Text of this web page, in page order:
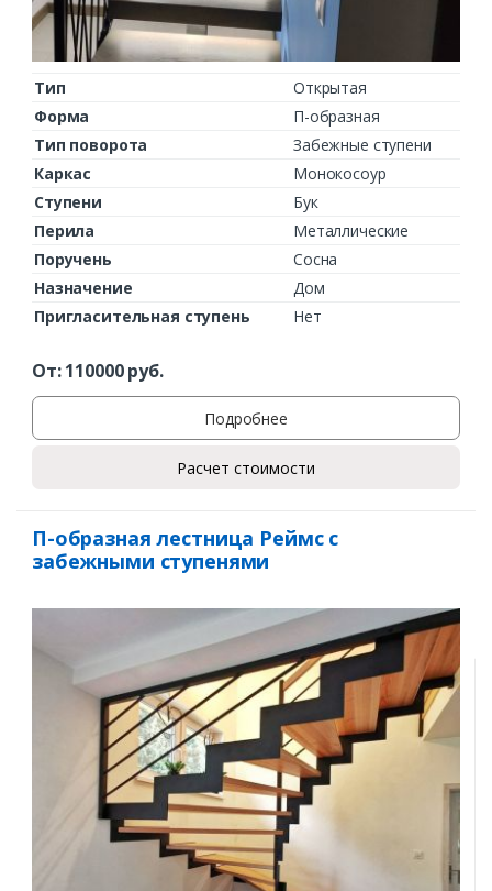
Комментарий к заказу
Тип
Открытая
Форма
П-образная
Тип поворота
Забежные ступени
Каркас
Монокосоур
Ступени
Бук
Перила
Металлические
Поручень
Сосна
Назначение
Дом
Пригласительная ступень
Нет
От:110000руб.
Подробнее
Расчет стоимости
П-образная лестница Реймс с
забежными ступенями